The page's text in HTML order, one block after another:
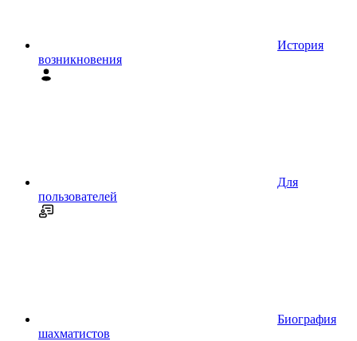
История
возникновения
Для
пользователей
Биография
шахматистов